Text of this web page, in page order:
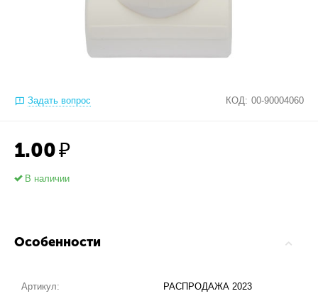
Задать вопрос КОД: 00-90004060
1.00₽
В наличии
Особенности
Артикул: РАСПРОДАЖА 2023